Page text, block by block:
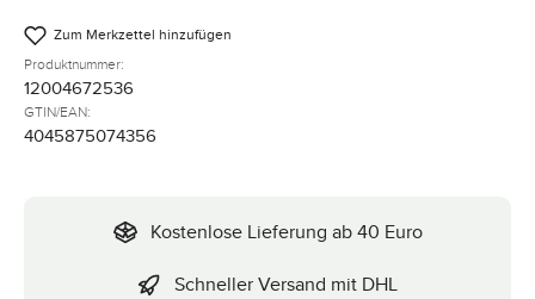
Zum Merkzettel hinzufügen
Produktnummer:
12004672536
GTIN/EAN:
4045875074356
Kostenlose Lieferung ab 40 Euro
Schneller Versand mit DHL